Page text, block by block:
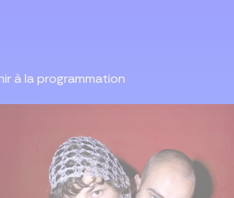
à la programmation